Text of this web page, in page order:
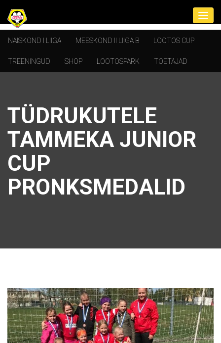
NAISKOND I LIIGA MEESKOND II LIIGA B LOOTOS CUP
TREENINGUD SHOP LOOTOSPARK TOETAJAD
TÜDRUKUTELE
TAMMEKA JUNIOR
CUP
PRONKSMEDALID